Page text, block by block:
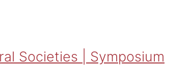
Societies | Symposium